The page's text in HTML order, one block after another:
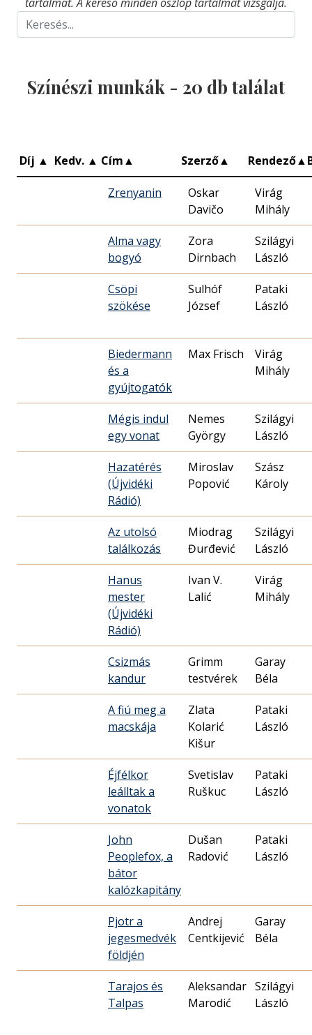
Színészi munkák - 20 db találat
Díj ▲ Kedv. ▲ Cím▲ Szerző▲ Rendező▲
Zrenyanin
Oskar
Davičo
Virág
Mihály
Alma vagy
bogyó
Zora
Dirnbach
Szilágyi
László
Csöpi
szökése
Sulhóf
József
Pataki
László
Biedermann
és a
gyújtogatók
Max Frisch
Virág
Mihály
Mégis indul
egy vonat
Nemes
György
Szilágyi
László
Hazatérés
(Újvidéki
Rádió)
Miroslav
Popović
Szász
Károly
Az utolsó
találkozás
Miodrag
Đurđević
Szilágyi
László
Hanus
mester
(Újvidéki
Rádió)
Ivan V.
Lalić
Virág
Mihály
Csizmás
kandur
Grimm
testvérek
Garay
Béla
A fiú meg a
macskája
Zlata
Kolarić
Kišur
Pataki
László
Éjfélkor
leálltak a
vonatok
Svetislav
Ruškuc
Pataki
László
John
Peoplefox, a
bátor
kalózkapitány
Dušan
Radović
Pataki
László
Pjotr a
jegesmedvék
földjén
Andrej
Centkijević
Garay
Béla
Tarajos és
Talpas
Aleksandar
Marodić
Szilágyi
László